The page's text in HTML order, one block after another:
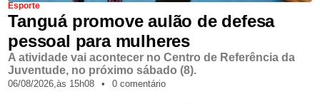
Esporte
Tanguá promove aulão de defesa
pessoal para mulheres
A atividade vai acontecer no Centro de Referência da
Juventude, no próximo sábado (8).
06/08/2026,às 15h08 • 0 comentário